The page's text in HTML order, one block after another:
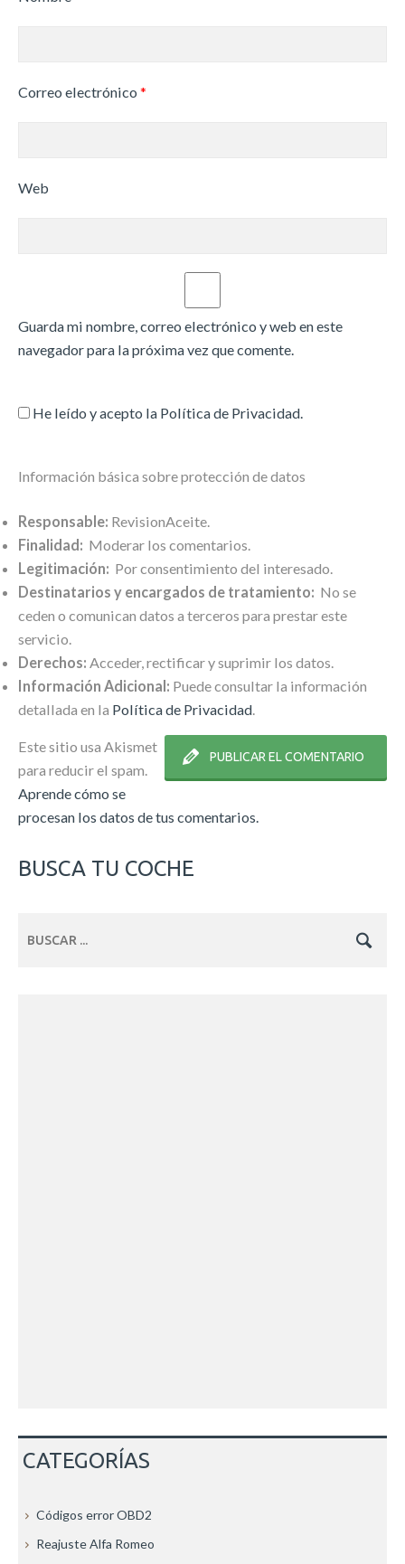
Correo electrónico *
Web
Guarda mi nombre, correo electrónico y web en este
navegador para la próxima vez que comente.
He leído y acepto la Política de Privacidad.
Información básica sobre protección de datos
Responsable: RevisionAceite.
Finalidad: Moderar los comentarios.
Legitimación: Por consentimiento del interesado.
Destinatarios y encargados de tratamiento: No se
ceden o comunican datos a terceros para prestar este
servicio.
Derechos: Acceder, rectificar y suprimir los datos.
Información Adicional: Puede consultar la información
detallada en la Política de Privacidad.
Este sitio usa Akismet
para reducir el spam.
Aprende cómo se
procesan los datos de tus comentarios.
BUSCA TU COCHE
CATEGORÍAS
Códigos error OBD2
Reajuste Alfa Romeo